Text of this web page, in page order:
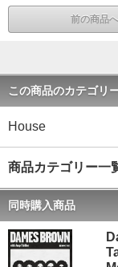
前の商品へ
この商品のカテゴリ
House
商品カテゴリー一
同時購入商品